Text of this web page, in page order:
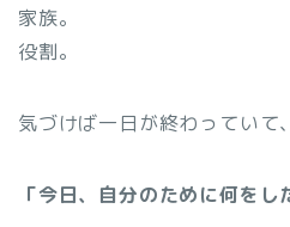
家族。
役割。
気づけば一日が終わっていて、
「今日、自分のために何をし